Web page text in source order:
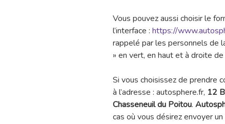
Vous pouvez aussi choisir le
l’interface : https://
rappelé par les personnels de
» en vert, en haut et à droite
Si vous choisissez de prendre
à l’adresse : autosphere.fr, 12
Chasseneuil du Poitou.
cas où vous désirez envoyer un